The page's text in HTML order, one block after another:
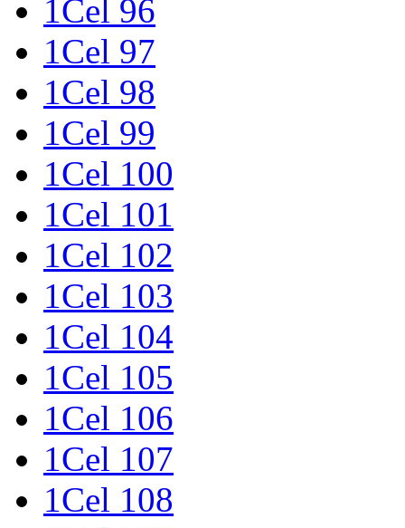
1Cel 96
1Cel 97
1Cel 98
1Cel 99
1Cel 100
1Cel 101
1Cel 102
1Cel 103
1Cel 104
1Cel 105
1Cel 106
1Cel 107
1Cel 108